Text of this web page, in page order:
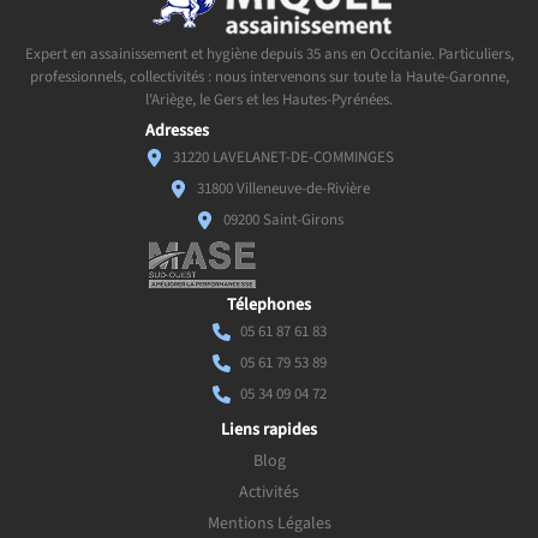
Expert en assainissement et hygiène depuis 35 ans en Occitanie. Particuliers,
professionnels, collectivités : nous intervenons sur toute la Haute-Garonne,
l'Ariège, le Gers et les Hautes-Pyrénées.
Adresses
31220 LAVELANET-DE-COMMINGES
31800 Villeneuve-de-Rivière
09200 Saint-Girons
Télephones
05 61 87 61 83
05 61 79 53 89
05 34 09 04 72
Liens rapides
Blog
Activités
Mentions Légales